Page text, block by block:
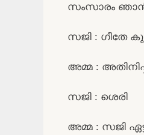
സംസാരം ഞാൻ
സജി : ഗീതേ
അമ്മ :
സജി : ശെരി
അമ്മ : സജി